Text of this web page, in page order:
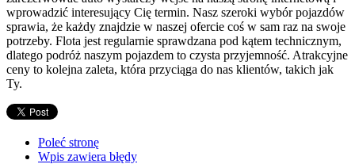
wprowadzić interesujący Cię termin. Nasz szeroki wybór pojazdów
sprawia, że każdy znajdzie w naszej ofercie coś w sam raz na swoje
potrzeby. Flota jest regularnie sprawdzana pod kątem technicznym,
dlatego podróż naszym pojazdem to czysta przyjemność. Atrakcyjne
ceny to kolejna zaleta, która przyciąga do nas klientów, takich jak
Ty.
Poleć stronę
Wpis zawiera błędy